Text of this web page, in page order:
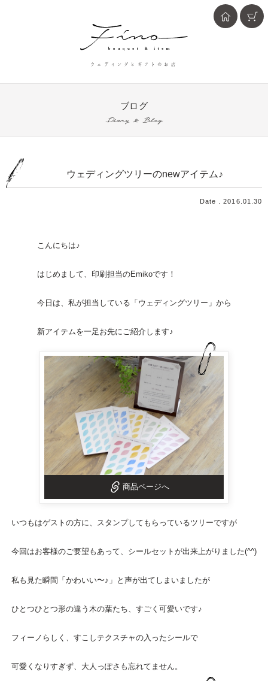
ウェディングとギフトのお店
ブログ
Diary & Blog
ウェディングツリーのnewアイテム♪
Date . 2016.01.30
こんにちは♪
はじめまして、印刷担当のEmikoです！
今日は、私が担当している「 ウェディングツリー 」から
新アイテムを一足お先にご紹介します♪
商品ページへ
いつもはゲストの方に、スタンプしてもらっているツリーですが
今回はお客様のご要望もあって、シールセットが出来上がりました(^^)
私も見た瞬間「かわいい〜♪」と声が出てしまいましたが
ひとつひとつ形の違う木の葉たち、すごく可愛いです♪
フィーノらしく、すこしテクスチャの入ったシールで
可愛くなりすぎず、大人っぽさも忘れてません。